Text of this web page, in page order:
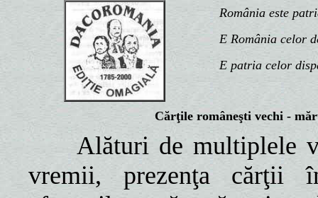
România este
E România celor
E patria celor
Cărţile româneşti vechi -
Alături de multiplele
vremii, prezenţa cărţii